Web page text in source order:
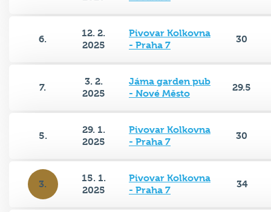
6.
12. 2.
2025
Pivovar Kolkovna
- Praha 7
30
7.
3. 2.
2025
Jáma garden pub
- Nové Město
29.5
5.
29. 1.
2025
Pivovar Kolkovna
- Praha 7
30
3.
15. 1.
2025
Pivovar Kolkovna
- Praha 7
34